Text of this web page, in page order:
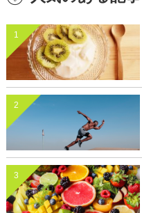
1
2
3